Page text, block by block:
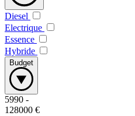
Diesel
Electrique
Essence
Hybride
Budget
5990 -
128000 €